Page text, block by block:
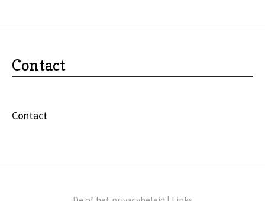
Contact
Contact